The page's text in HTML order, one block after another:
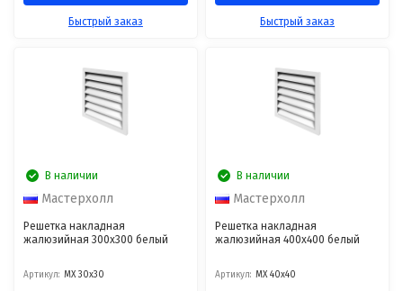
Быстрый заказ Быстрый заказ
В наличии
Мастерхолл
Решетка накладная
жалюзийная 300x300 белый
Артикул: МХ 30x30
В наличии
Мастерхолл
Решетка накладная
жалюзийная 400x400 белый
Артикул: МХ 40x40